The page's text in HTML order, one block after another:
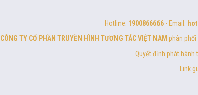
Hotline: 1900866666 - Email:
CÔNG TY CỔ PHẦN TRUYỀN HÌNH TƯƠNG TÁC VIỆT NAM phân phối
Quyết định phát
Link